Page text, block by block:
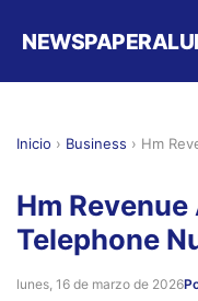
Inicio › Business › Hm
Hm
Telephone
lunes, 16 de marzo de 2026